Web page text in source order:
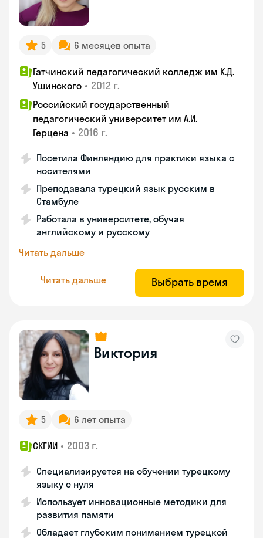
5 6 месяцев опыта
Гатчинский педагогический колледж им К.Д.
Ушинского • 2012 г.
Российский государственный
педагогический университет им А.И.
Герцена • 2016 г.
Посетила Финляндию для практики языка с
носителями
Преподавала турецкий язык русским в
Стамбуле
Работала в университете, обучая
английскому и русскому
Читать дальше
Читать дальше Выбрать время
Виктория
5 6 лет опыта
СКГИИ • 2003 г.
Специализируется на обучении турецкому
языку с нуля
Использует инновационные методики для
развития памяти
Обладает глубоким пониманием турецкой